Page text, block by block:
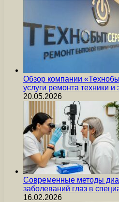
Обзор компании
услуги ремонта техники и
20.05.2026
Современные методы
заболеваний глаз в
16.02.2026